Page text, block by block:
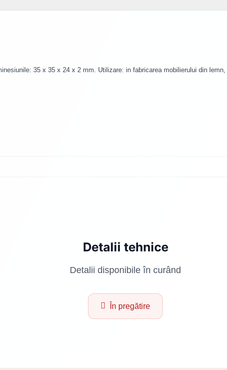
35 x 35 x 24 x 2 mm. Utilizare: in fabricarea mobilierului din
Detalii tehnice
Detalii disponibile în curând
În pregătire